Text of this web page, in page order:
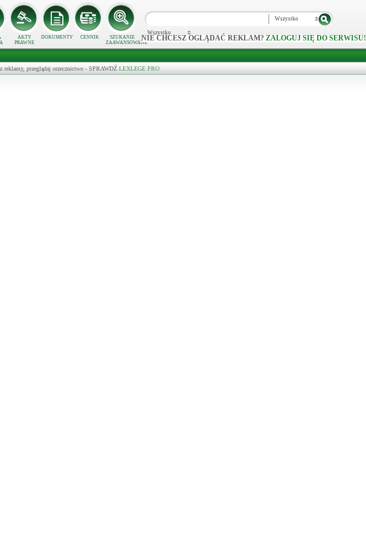
AKTY
PRAWNE
DOKUMENTY CENNIK
SZUKANIE
ZAAWANSOWANE
Wszystko
Wszystko
NIE CHCESZ OGLĄDAĆ REKLAM? ZALOGUJ SIĘ DO SERWISU!
reklamy, przeglądaj orzecznictwo - SPRAWDŹ LEXLEGE PRO